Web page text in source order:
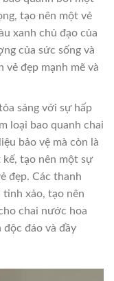
tạo nên một vẻ
xanh chủ đạo của
của sức sống và
đẹp mạnh mẽ và
sáng với sự hấp
loại bao quanh chai
bảo vệ mà còn là
tạo nên một sự
đẹp. Các thanh
xảo, tạo nên
chai nước hoa
đáo và đầy